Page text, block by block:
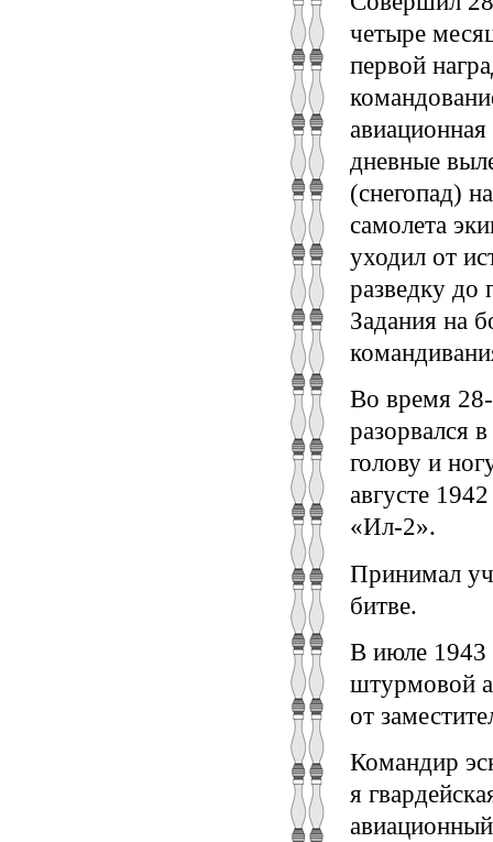
четыре
первой
дневные
(снегопад)
самолета
уходил от
разведку до
Задания на
Во время 28-
разорвался
голову и
августе
«Ил-2».
Принимал
битве.
В июле 1943
штурмовой
от
Командир
я